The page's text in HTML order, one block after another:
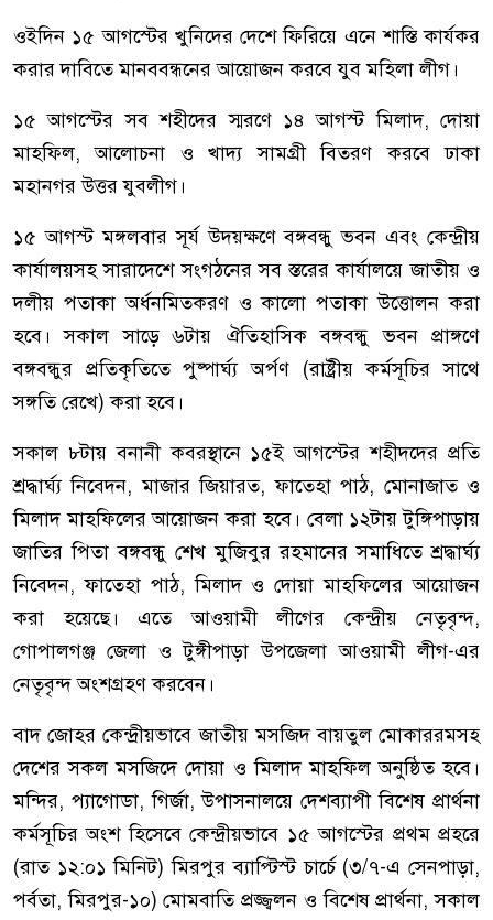
ওইদিন ১৫ আগস্টের খুনিদের দেশে ফিরিয়ে এনে শাস্তি কার্যকর
করার দাবিতে মানববন্ধনের আয়োজন করবে যুব মহিলা লীগ।
১৫ আগস্টের সব শহীদের স্মরণে ১৪ আগস্ট মিলাদ, দোয়া
মাহফিল, আলোচনা ও খাদ্য সামগ্রী বিতরণ করবে ঢাকা
মহানগর উত্তর যুবলীগ।
১৫ আগস্ট মঙ্গলবার সূর্য উদয়ক্ষণে বঙ্গবন্ধু ভবন এবং কেন্দ্রীয়
কার্যালয়সহ সারাদেশে সংগঠনের সব স্তরের কার্যালয়ে জাতীয় ও
দলীয় পতাকা অর্ধনমিতকরণ ও কালো পতাকা উত্তোলন করা
হবে। সকাল সাড়ে ৬টায় ঐতিহাসিক বঙ্গবন্ধু ভবন প্রাঙ্গণে
বঙ্গবন্ধুর প্রতিকৃতিতে পুষ্পার্ঘ্য অর্পণ (রাষ্ট্রীয় কর্মসূচির সাথে
সঙ্গতি রেখে) করা হবে।
সকাল ৮টায় বনানী কবরস্থানে ১৫ই আগস্টের শহীদদের প্রতি
শ্রদ্ধার্ঘ্য নিবেদন, মাজার জিয়ারত, ফাতেহা পাঠ, মোনাজাত ও
মিলাদ মাহফিলের আয়োজন করা হবে। বেলা ১২টায় টুঙ্গিপাড়ায়
জাতির পিতা বঙ্গবন্ধু শেখ মুজিবুর রহমানের সমাধিতে শ্রদ্ধার্ঘ্য
নিবেদন, ফাতেহা পাঠ, মিলাদ ও দোয়া মাহফিলের আয়োজন
করা হয়েছে। এতে আওয়ামী লীগের কেন্দ্রীয় নেতৃবৃন্দ,
গোপালগঞ্জ জেলা ও টুঙ্গীপাড়া উপজেলা আওয়ামী লীগ-এর
নেতৃবৃন্দ অংশগ্রহণ করবেন।
বাদ জোহর কেন্দ্রীয়ভাবে জাতীয় মসজিদ বায়তুল মোকাররমসহ
দেশের সকল মসজিদে দোয়া ও মিলাদ মাহফিল অনুষ্ঠিত হবে।
মন্দির, প্যাগোডা, গির্জা, উপাসনালয়ে দেশব্যাপী বিশেষ প্রার্থনা
কর্মসূচির অংশ হিসেবে কেন্দ্রীয়ভাবে ১৫ আগস্টের প্রথম প্রহরে
(রাত ১২:০১ মিনিট) মিরপুর ব্যাপ্টিস্ট চার্চে (৩/৭-এ সেনপাড়া,
পর্বতা, মিরপুর-১০) মোমবাতি প্রজ্জ্বলন ও বিশেষ প্রার্থনা, সকাল